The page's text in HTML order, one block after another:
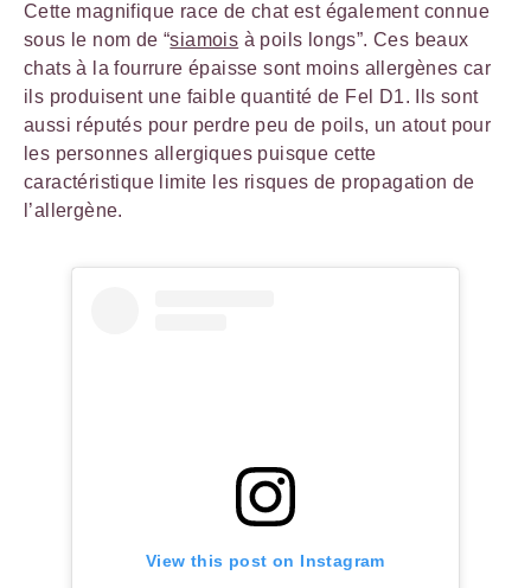
Cette magnifique race de chat est également connue
sous le nom de “siamois à poils longs”. Ces beaux
chats à la fourrure épaisse sont moins allergènes car
ils produisent une faible quantité de Fel D1. Ils sont
aussi réputés pour perdre peu de poils, un atout pour
les personnes allergiques puisque cette
caractéristique limite les risques de propagation de
l’allergène.
View this post on Instagram